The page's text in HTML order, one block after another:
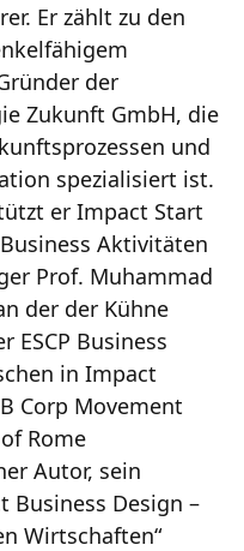
Er zählt zu den
der
Zukunft GmbH, die
und
spezialisiert ist.
er Impact Start
Aktivitäten
Prof. Muhammad
der der Kühne
ESCP Business
in Impact
Corp Movement
Rome
Autor, sein
Business Design –
Wirtschaften“